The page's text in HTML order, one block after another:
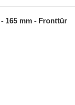
165 mm - Fronttür